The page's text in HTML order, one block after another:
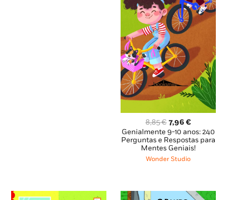
8,85€ O
preço
original
era:
8,85 €.
7,96€O
preço
atual
é:
Genialmente 9-10 anos: 240
Perguntas e Respostas para
Mentes Geniais!
Wonder Studio